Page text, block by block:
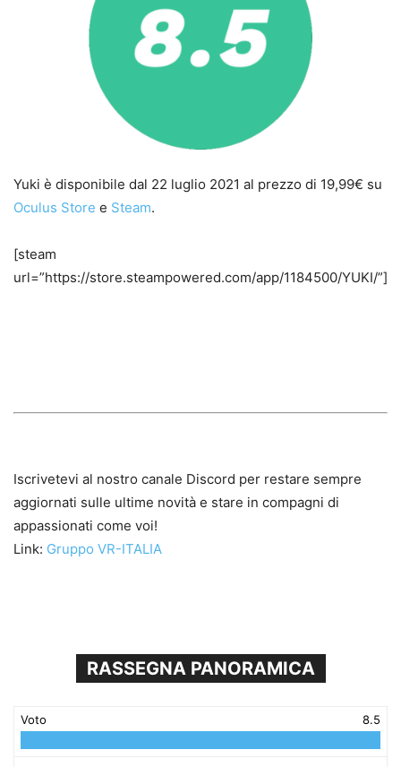
Yuki è disponibile dal 22 luglio 2021 al prezzo di 19,99€ su
Oculus Store e Steam.
[steam
url=”https://store.steampowered.com/app/1184500/YUKI/”]
Iscrivetevi al nostro canale Discord per restare sempre
aggiornati sulle ultime novità e stare in compagni di
appassionati come voi!
Link: Gruppo VR-ITALIA
RASSEGNA PANORAMICA
Voto 8.5